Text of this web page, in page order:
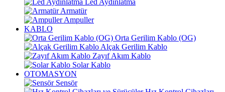
Led Aydınlatma
Armatür
Ampuller
KABLO
Orta Gerilim Kablo (OG)
Alçak Gerilim Kablo
Zayıf Akım Kablo
Solar Kablo
OTOMASYON
Sensör